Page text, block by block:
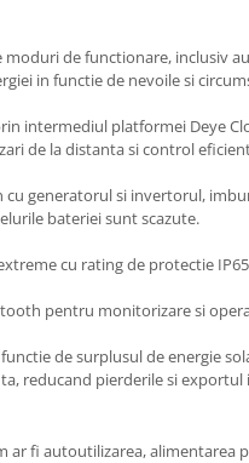
de functionare, inclusiv
in functie de nevoile si
intermediul platformei Deye
de la distanta si control
cu generatorul si invertorul,
bateriei sunt scazute.
cu rating de protectie
pentru monitorizare si
de surplusul de energie
reducand pierderile si exportul
ar fi autoutilizarea,